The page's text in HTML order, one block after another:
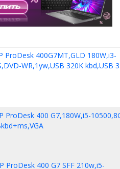
ProDesk 400G7MT,GLD 180W,i3-
WR,1yw,USB 320K kbd,USB
ProDesk 400 G7,180W,i5-
ProDesk 400 G7 SFF 210w,i5-